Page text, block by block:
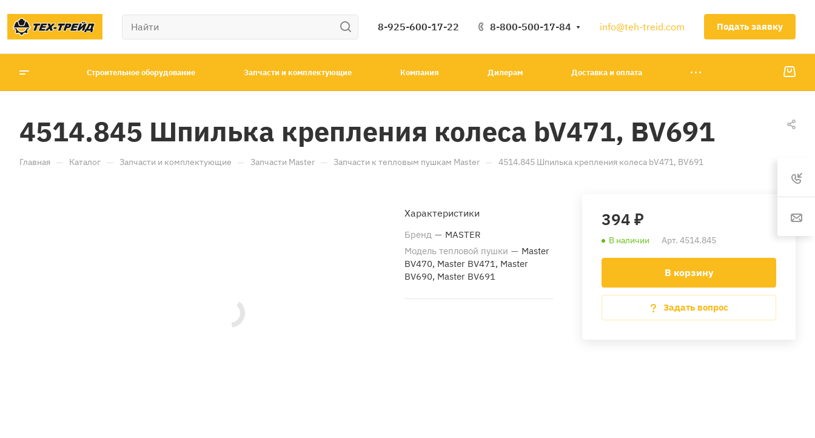
8-925-600-17-22 8-800-500-17-84 info@teh-treid.com Подать заявку
Строительное оборудование Запчасти и комплектующие Компания Дилерам Доставка и оплата
4514.845 Шпилька крепления колеса bV471, BV691
Главная — Каталог — Запчасти и комплектующие — Запчасти Master — Запчасти к тепловым пушкам Master — 4514.845 Шпилька крепления колеса bV471, BV691
394 ₽
В наличии Арт. 4514.845
В корзину
Задать вопрос
Характеристики
Бренд — MASTER
Модель тепловой пушки — Master
BV470, Master BV471, Master
BV690, Master BV691